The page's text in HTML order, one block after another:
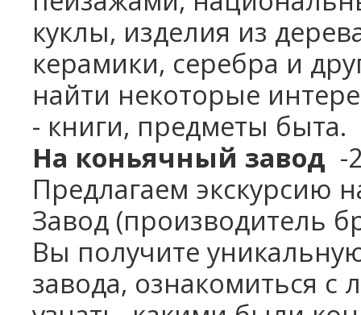
куклы, изделия из
керамики, серебра и
найти некоторые
- книги, предметы быта.
На коньячный завод -
Предлагаем экскурсию
Завод (производитель
Вы получите
завода, ознакомиться с